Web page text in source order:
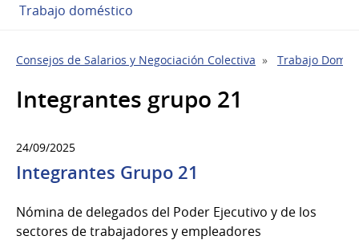
Trabajo doméstico
Consejos de Salarios y Negociación Colectiva Trabajo
Integrantes grupo 21
24/09/2025
Integrantes Grupo 21
Nómina de delegados del Poder Ejecutivo y de los
sectores de trabajadores y empleadores